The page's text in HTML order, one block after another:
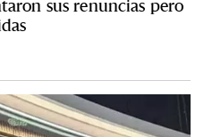
sus renuncias pero